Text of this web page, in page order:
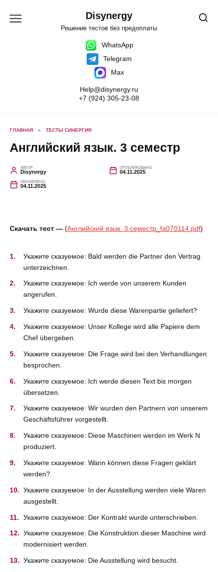
содержанию
Disynergy
Решение тестов без предоплаты
WhatsApp
Telegram
Max
Help@disynergy.ru
+7 (924) 305-23-08
ГЛАВНАЯ » ТЕСТЫ СИНЕРГИЯ
Английский язык. 3 семестр
АВТОР
Disynergy
ОПУБЛИКОВАНО
04.11.2025
ОБНОВЛЕНО
04.11.2025
Скачать тест — (Английский язык. 3 семестр_fa070114.pdf)
Укажите сказуемое: Bald werden die Partner den Vertrag
unterzeichnen.
Укажите сказуемое: Ich werde von unserem Kunden
angerufen.
Укажите сказуемое: Wurde diese Warenpartie geliefert?
Укажите сказуемое: Unser Kollege wird alle Papiere dem
Chef übergeben.
Укажите сказуемое: Die Frage wird bei den Verhandlungen
besprochen.
Укажите сказуемое: Ich werde diesen Text bis morgen
übersetzen.
Укажите сказуемое: Wir wurden den Partnern von unserem
Geschäftsführer vorgestellt.
Укажите сказуемое: Diese Maschinen werden im Werk N
produziert.
Укажите сказуемое: Wann können diese Fragen geklärt
werden?
Укажите сказуемое: In der Ausstellung werden viele Waren
ausgestellt.
Укажите сказуемое: Der Kontrakt wurde unterschrieben.
Укажите сказуемое: Die Konstruktion dieser Maschine wird
modernisiert werden.
Укажите сказуемое: Die Ausstellung wird besucht.